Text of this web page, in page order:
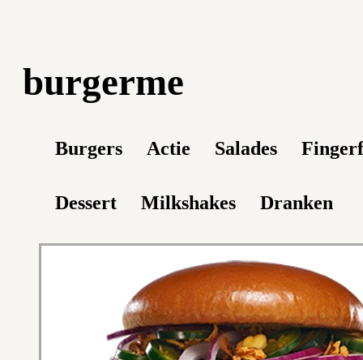
burgerme
Burgers Actie Salades
Dessert Milkshakes Dranken